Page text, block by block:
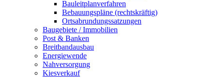
Bauleitplanverfahren
Bebauungspläne (rechtskräftig)
Ortsabrundungssatzungen
Baugebiete / Immobilien
Post & Banken
Breitbandausbau
Energiewende
Nahversorgung
Kiesverkauf